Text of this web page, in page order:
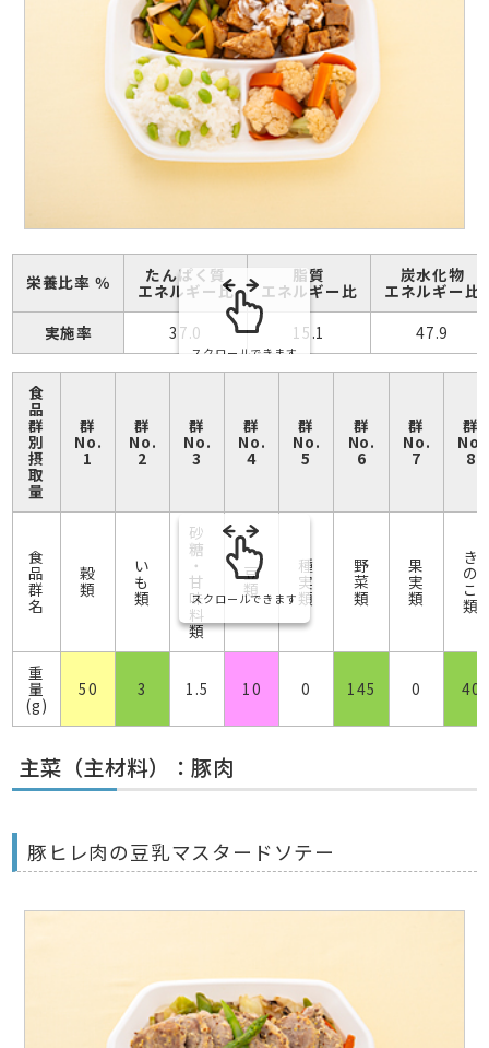
栄養比率 ％ たんぱく質
エネルギー比
脂質
エネルギー比
炭水化物
エネルギー比
実施率
37.0 15.1 47.9
スクロールできます
食
品
群
別
摂
取
量
群
No.
1
群
No.
2
群
No.
3
群
No.
4
群
No.
5
群
No.
6
群
No.
7
群
No.
8
食
品
群
名
穀
類
い
も
類
砂
糖
・
甘
味
料
類
豆
類
種
実
類
野
菜
類
果
実
類
き
の
こ
類
重
量
(g)
50 3 1.5 10 0 145 0 40
スクロールできます
主菜（主材料）：豚肉
豚ヒレ肉の豆乳マスタードソテー